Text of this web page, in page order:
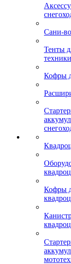
Сани-
Тенты
техники
Кофры
Кофры